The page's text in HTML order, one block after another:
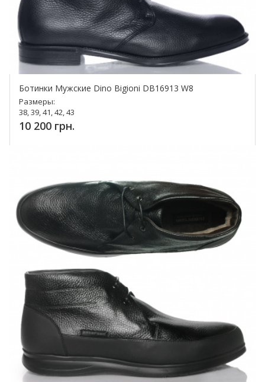
Ботинки Мужские Dino Bigioni DB16913 W8
Размеры:
38, 39, 41, 42, 43
10 200 грн.